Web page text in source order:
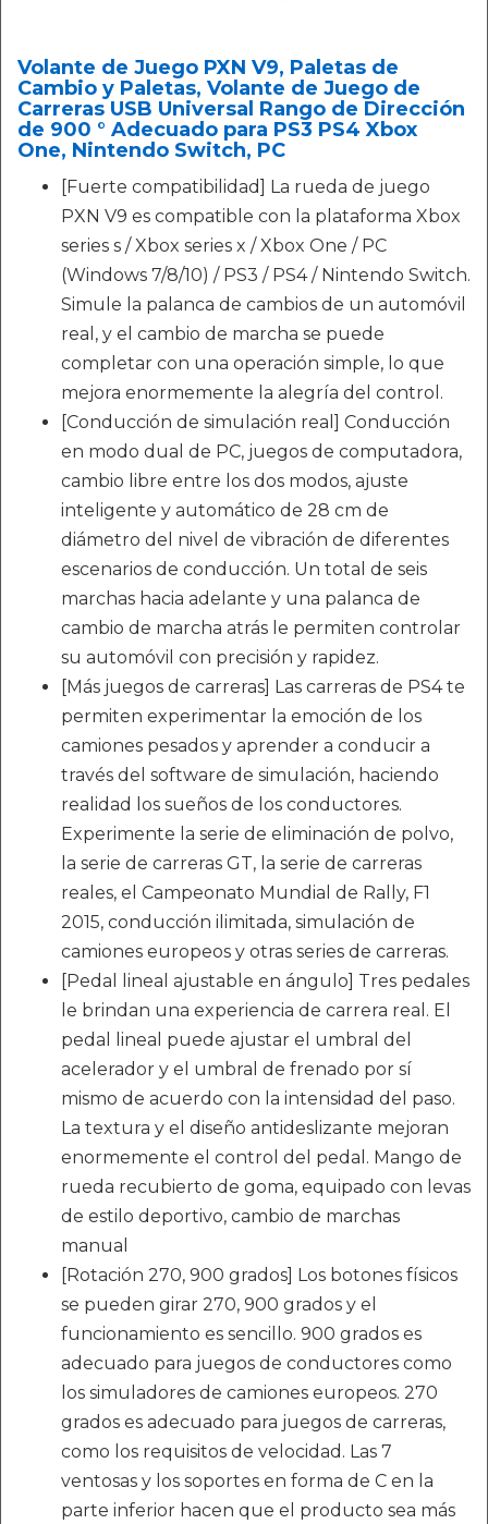
Volante de Juego PXN V9, Paletas de
Cambio y Paletas, Volante de Juego de
Carreras USB Universal Rango de Dirección
de 900 ° Adecuado para PS3 PS4 Xbox
One, Nintendo Switch, PC
[Fuerte compatibilidad] La rueda de juego
PXN V9 es compatible con la plataforma Xbox
series s / Xbox series x / Xbox One / PC
(Windows 7/8/10) / PS3 / PS4 / Nintendo Switch.
Simule la palanca de cambios de un automóvil
real, y el cambio de marcha se puede
completar con una operación simple, lo que
mejora enormemente la alegría del control.
[Conducción de simulación real] Conducción
en modo dual de PC, juegos de computadora,
cambio libre entre los dos modos, ajuste
inteligente y automático de 28 cm de
diámetro del nivel de vibración de diferentes
escenarios de conducción. Un total de seis
marchas hacia adelante y una palanca de
cambio de marcha atrás le permiten controlar
su automóvil con precisión y rapidez.
[Más juegos de carreras] Las carreras de PS4 te
permiten experimentar la emoción de los
camiones pesados y aprender a conducir a
través del software de simulación, haciendo
realidad los sueños de los conductores.
Experimente la serie de eliminación de polvo,
la serie de carreras GT, la serie de carreras
reales, el Campeonato Mundial de Rally, F1
2015, conducción ilimitada, simulación de
camiones europeos y otras series de carreras.
[Pedal lineal ajustable en ángulo] Tres pedales
le brindan una experiencia de carrera real. El
pedal lineal puede ajustar el umbral del
acelerador y el umbral de frenado por sí
mismo de acuerdo con la intensidad del paso.
La textura y el diseño antideslizante mejoran
enormemente el control del pedal. Mango de
rueda recubierto de goma, equipado con levas
de estilo deportivo, cambio de marchas
manual
[Rotación 270, 900 grados] Los botones físicos
se pueden girar 270, 900 grados y el
funcionamiento es sencillo. 900 grados es
adecuado para juegos de conductores como
los simuladores de camiones europeos. 270
grados es adecuado para juegos de carreras,
como los requisitos de velocidad. Las 7
ventosas y los soportes en forma de C en la
parte inferior hacen que el producto sea más